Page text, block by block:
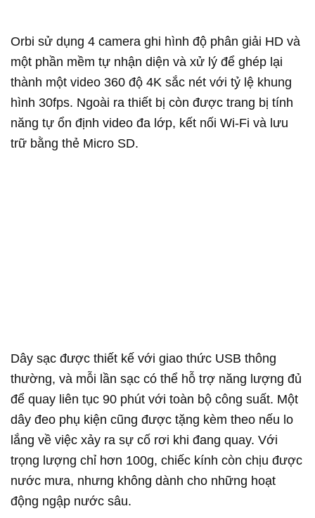
Orbi sử dụng 4 camera ghi hình độ phân giải HD và
một phần mềm tự nhận diện và xử lý để ghép lại
thành một video 360 độ 4K sắc nét với tỷ lệ khung
hình 30fps. Ngoài ra thiết bị còn được trang bị tính
năng tự ổn định video đa lớp, kết nối Wi-Fi và lưu
trữ bằng thẻ Micro SD.
Dây sạc được thiết kế với giao thức USB thông
thường, và mỗi lần sạc có thể hỗ trợ năng lượng đủ
để quay liên tục 90 phút với toàn bộ công suất. Một
dây đeo phụ kiện cũng được tặng kèm theo nếu lo
lắng về việc xảy ra sự cố rơi khi đang quay. Với
trọng lượng chỉ hơn 100g, chiếc kính còn chịu được
nước mưa, nhưng không dành cho những hoạt
động ngập nước sâu.